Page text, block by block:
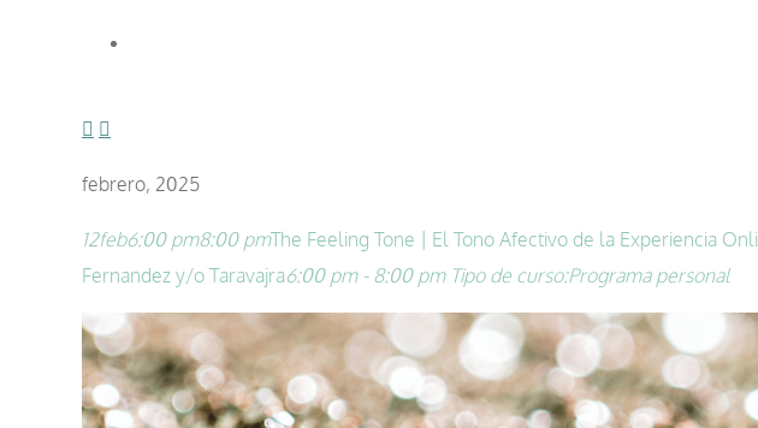
febrero, 2025
12feb6:00 pm8:00 pmThe Feeling Tone | El Tono Afectivo de la Experiencia
Fernandez y/o Taravajra6:00 pm - 8:00 pm Tipo de curso:Programa personal